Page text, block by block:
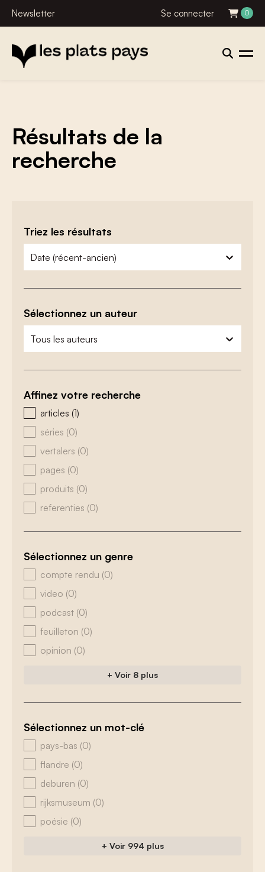
Newsletter Se connecter 0
Résultats de la
recherche
Triez les résultats
zoeken - sorteer
trier le contenu
Sélectionnez un auteur
zoeken - auteurs
sélectionnez le contenu
Affinez votre recherche
zoeken - type
articles (1)
séries (0)
vertalers (0)
pages (0)
produits (0)
referenties (0)
Sélectionnez un genre
zoeken - genre
compte rendu (0)
video (0)
podcast (0)
feuilleton (0)
opinion (0)
+ Voir 8 plus
Sélectionnez un mot-clé
zoeken - tags
pays-bas (0)
flandre (0)
deburen (0)
rijksmuseum (0)
poésie (0)
+ Voir 994 plus